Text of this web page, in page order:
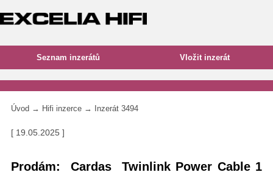
Úvod → Hifi inzerce → Inzerát 3494
[ 19.05.2025 ]
Prodám: Cardas Twinlink Power Cable 1